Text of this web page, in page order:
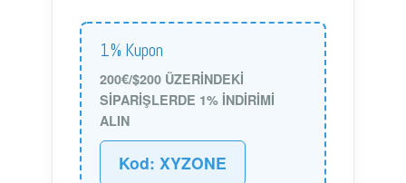
1% Kupon
200€/$200 ÜZERİNDEKİ
SİPARİŞLERDE 1% İNDİRİMİ
ALIN
Kod: XYZONE